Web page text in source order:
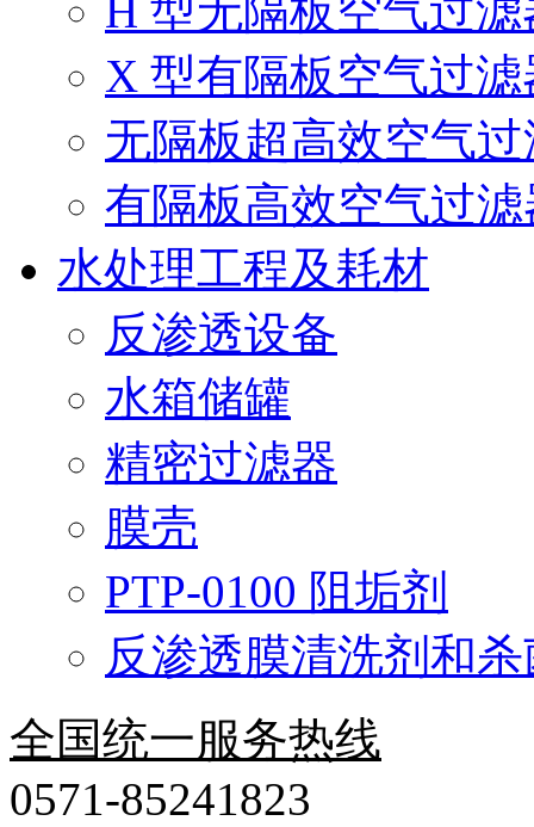
H 型无隔板空气过滤
X 型有隔板空气过滤
无隔板超高效空气
有隔板高效空气过滤
水处理工程及耗材
反渗透设备
水箱储罐
精密过滤器
膜壳
PTP-0100 阻垢剂
反渗透膜清洗剂和
全国统一服务热线
0571-85241823